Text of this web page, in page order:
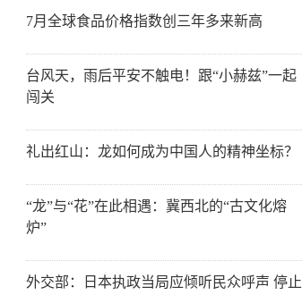
7月全球食品价格指数创三年多来新高
台风天，雨后平安不触电！跟“小赫兹”一起
闯关
礼出红山：龙如何成为中国人的精神坐标？
“龙”与“花”在此相遇：冀西北的“古文化熔
炉”
外交部：日本执政当局应倾听民众呼声 停止